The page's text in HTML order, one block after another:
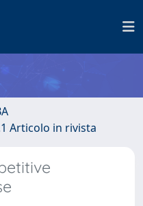
Articolo in rivista